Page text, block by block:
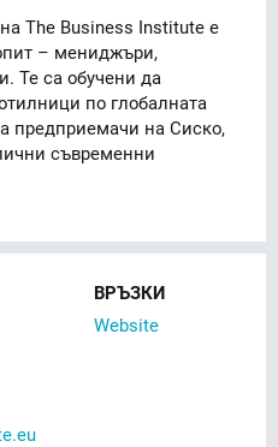
The Business Institute е
– мениджъри,
Те са обучени да
по глобалната
предприемачи на Сиско,
съвременни
ВРЪЗКИ
Website